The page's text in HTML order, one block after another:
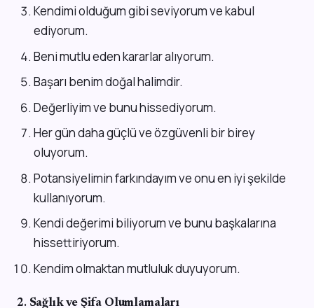
Kendimi olduğum gibi seviyorum ve kabul
ediyorum.
Beni mutlu eden kararlar alıyorum.
Başarı benim doğal halimdir.
Değerliyim ve bunu hissediyorum.
Her gün daha güçlü ve özgüvenli bir birey
oluyorum.
Potansiyelimin farkındayım ve onu en iyi şekilde
kullanıyorum.
Kendi değerimi biliyorum ve bunu başkalarına
hissettiriyorum.
Kendim olmaktan mutluluk duyuyorum.
2. Sağlık ve Şifa Olumlamaları